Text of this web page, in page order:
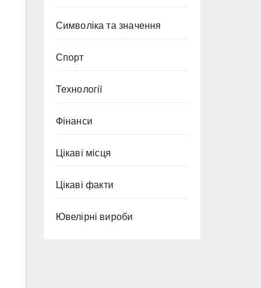
Символіка та значення
Спорт
Технології
Фінанси
Цікаві місця
Цікаві факти
Ювелірні вироби